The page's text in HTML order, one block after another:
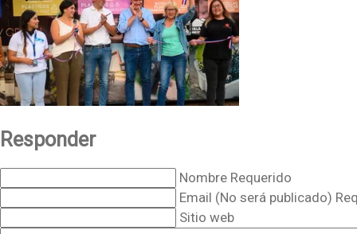
Responder
Nombre Requerido
Email (No será publicado)
Sitio web